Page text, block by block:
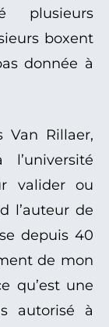
plusieurs
boxent
donnée à
Van Rillaer,
valider ou
l’auteur de
depuis 40
de mon
qu’est une
autorisé à